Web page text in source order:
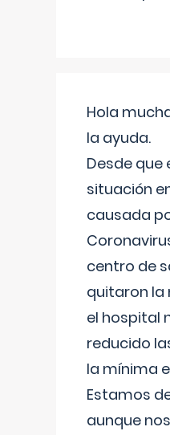
Hola
la ayuda.
Desde que
situación
causada
centro de
quitaron la
el hospital
reducido
la mínima
Estamos
aunque